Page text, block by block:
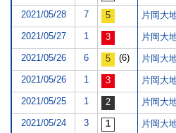
2021/05/28 7 片岡大
2021/05/27 1 片岡大
2021/05/26 6 (6) 片岡大
2021/05/26 1 片岡大
2021/05/25 1 片岡大
2021/05/24 3 片岡大